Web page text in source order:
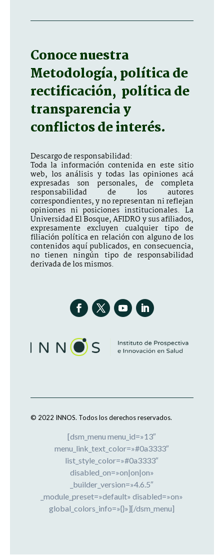
Conoce nuestra
Metodología, política de
rectificación, política de
transparencia y
conflictos de interés.
Descargo de responsabilidad:
Toda la información contenida en este sitio
web, los análisis y todas las opiniones acá
expresadas son personales, de completa
responsabilidad de los autores
correspondientes, y no representan ni reflejan
opiniones ni posiciones institucionales. La
Universidad El Bosque, AFIDRO y sus afiliados,
expresamente excluyen cualquier tipo de
filiación política en relación con alguno de los
contenidos aquí publicados, en consecuencia,
no tienen ningún tipo de responsabilidad
derivada de los mismos.
© 2022 INNOS. Todos los derechos reservados.
[dsm_menu menu_id=»13″
menu_link_text_color=»#0a3333″
list_style_color=»#0a3333″
disabled_on=»on|on|on»
_builder_version=»4.6.5″
_module_preset=»default» disabled=»on»
global_colors_info=»{}»][/dsm_menu]